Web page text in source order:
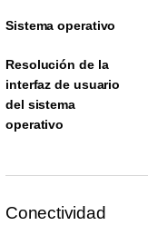
Sistema operativo
Resolución de la
interfaz de usuario
del sistema
operativo
Conectividad